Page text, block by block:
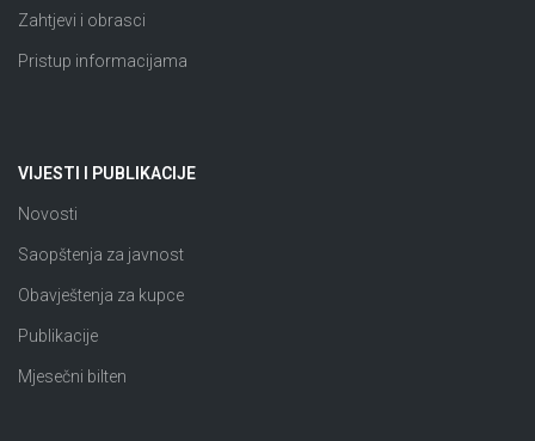
Zahtjevi i obrasci
Pristup informacijama
VIJESTI I PUBLIKACIJE
Novosti
Saopštenja za javnost
Obavještenja za kupce
Publikacije
Mjesečni bilten